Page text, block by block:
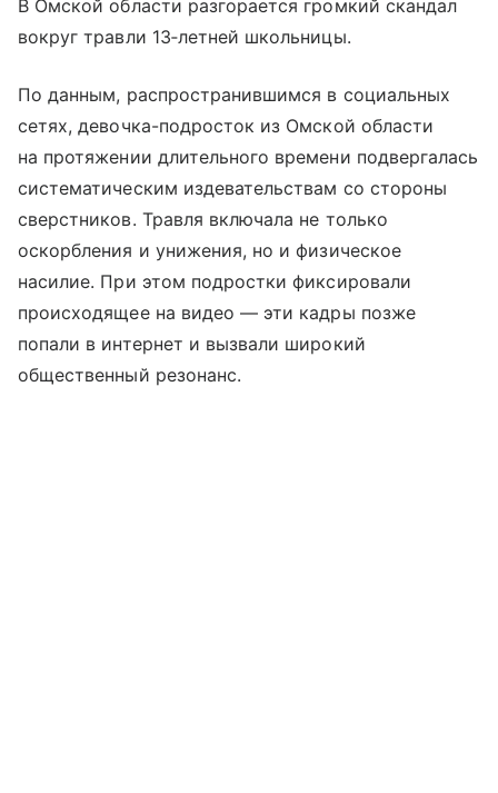
В Омской области разгорается громкий скандал
вокруг травли 13‑летней школьницы.
По данным, распространившимся в социальных
сетях, девочка-подросток из Омской области
на протяжении длительного времени подвергалась
систематическим издевательствам со стороны
сверстников. Травля включала не только
оскорбления и унижения, но и физическое
насилие. При этом подростки фиксировали
происходящее на видео — эти кадры позже
попали в интернет и вызвали широкий
общественный резонанс.